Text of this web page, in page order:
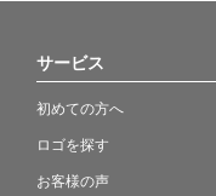
サービス
初めての方へ
ロゴを探す
お客様の声